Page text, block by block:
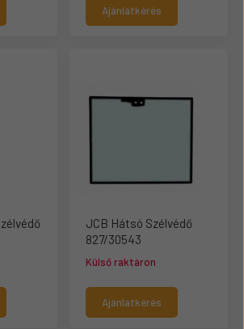
Ajánlatkérés
JCB Hátsó Szélvédő
827/30543
Külső raktáron
Ajánlatkérés